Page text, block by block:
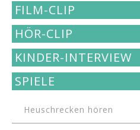
FILM-CLIP
HÖR-CLIP
KINDER-INTERVIEW
SPIELE
Heuschrecken hören